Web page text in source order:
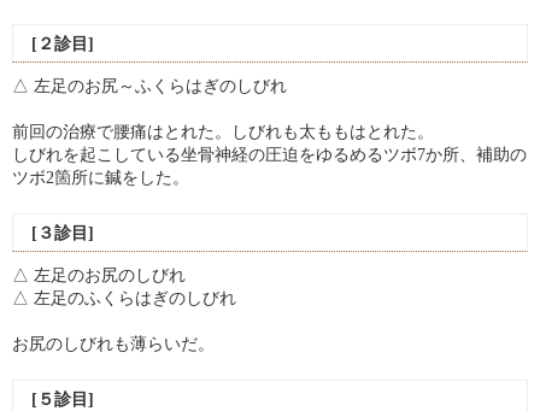
[２診目]
△ 左足のお尻～ふくらはぎのしびれ
前回の治療で腰痛はとれた。しびれも太ももはとれた。
しびれを起こしている坐骨神経の圧迫をゆるめるツボ7か所、補助の
ツボ2箇所に鍼をした。
[３診目]
△ 左足のお尻のしびれ
△ 左足のふくらはぎのしびれ
お尻のしびれも薄らいだ。
[５診目]